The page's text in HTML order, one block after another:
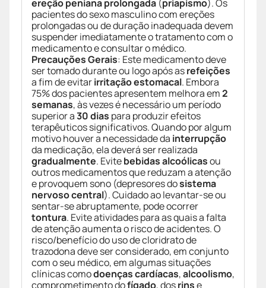
ereção peniana prolongada (priapismo). Os
pacientes do sexo masculino com ereções
prolongadas ou de duração inadequada devem
suspender imediatamente o tratamento com o
medicamento e consultar o médico.
Precauções Gerais: Este medicamento deve
ser tomado durante ou logo após asrefeições
a fim de evitarirritação estomacal. Embora
75% dos pacientes apresentem melhora em2
semanas, às vezes é necessário um período
superior a30 dias para produzir efeitos
terapêuticos significativos. Quando por algum
motivo houver a necessidade da interrupção
da medicação, ela deverá ser realizada
gradualmente. Evitebebidas alcoólicasou
outros medicamentos que reduzam a atenção
e provoquem sono (depresores dosistema
nervoso central). Cuidado ao levantar-se ou
sentar-se abruptamente, pode ocorrer
tontura. Evite atividades para as quais a falta
de atenção aumenta o risco de acidentes. O
risco/benefício do uso de cloridrato de
trazodona deve ser considerado, em conjunto
com o seu médico, em algumas situações
clínicas comodoenças cardíacas,alcoolismo,
comprometimento dofígado, dosrinse